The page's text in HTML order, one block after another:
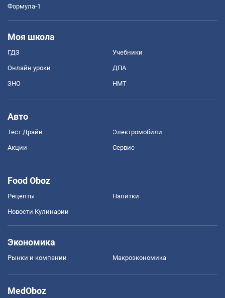
Формула-1
Моя школа
ГДЗ Учебники
Онлайн уроки ДПА
ЗНО НМТ
Авто
Тест Драйв Электромобили
Акции Сервис
Food Oboz
Рецепты Напитки
Новости Кулинарии
Экономика
Рынки и компании Mакроэкономика
MedOboz